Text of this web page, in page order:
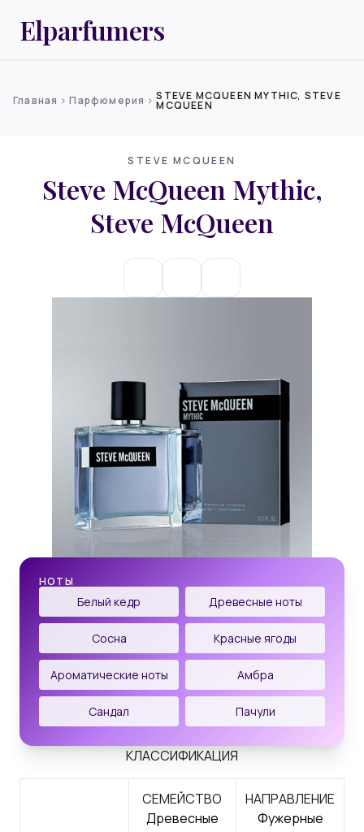
Elparfumers
Главная chevron_rightПарфюмерия chevron_rightSTEVE MCQUEEN MYTHIC, STEVE
MCQUEEN
STEVE MCQUEEN
Steve McQueen Mythic,
Steve McQueen
НОТЫ
Белый кедр Древесные ноты
Сосна Красные ягоды
Ароматические ноты Амбра
Сандал Пачули
КЛАССИФИКАЦИЯ
СЕМЕЙСТВО
Древесные
НАПРАВЛЕНИЕ
Фужерные